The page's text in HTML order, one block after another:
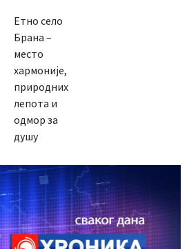
Етно село
Брана –
место
хармоније,
природних
лепота и
одмор за
душу